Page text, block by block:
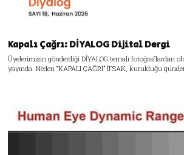
Kapalı Çağrı: DİYALOG Dijital Dergi
Üyelerimizin gönderdiği DİYALOG temalı fotoğraflardan
yayında. Neden “KAPALI ÇAĞRI” İFSAK, kurulduğu